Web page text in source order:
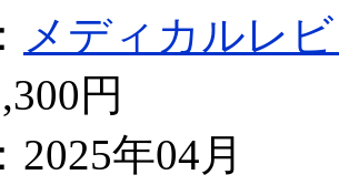
メディカルレ
円
2025年04月